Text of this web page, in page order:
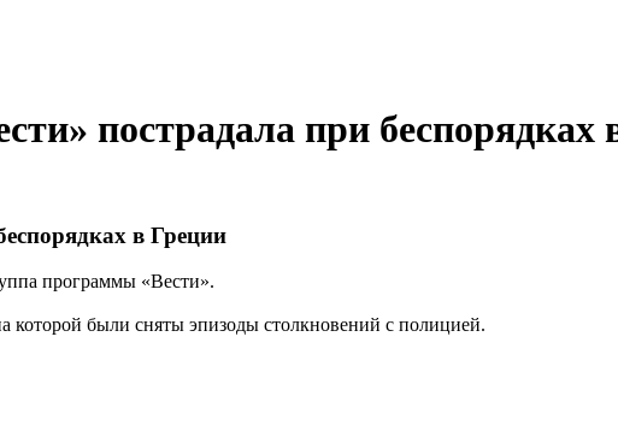
пострадала при беспорядках
в Греции
программы «Вести».
которой были сняты эпизоды столкновений с полицией.